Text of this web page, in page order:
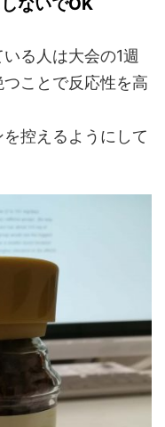
る人は大会の1週
ことで反応性を高
控えるようにして